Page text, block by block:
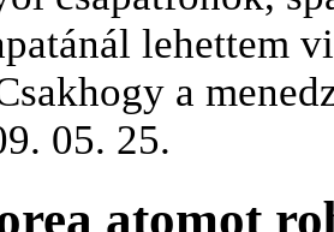
lehettem
a
05. 25.
atomot